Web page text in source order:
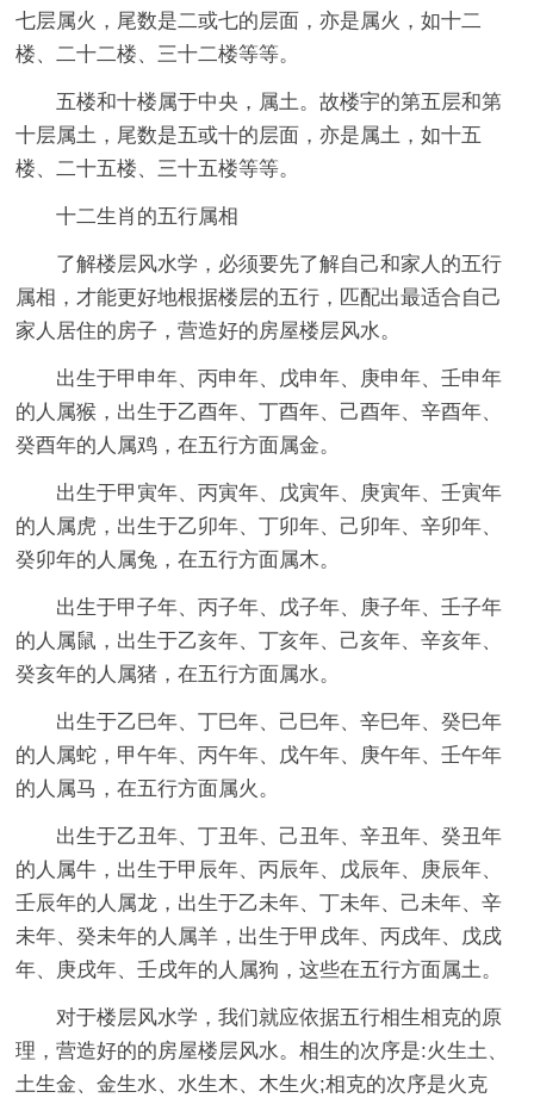
七层属火，尾数是二或七的层面，亦是属火，如十二
楼、二十二楼、三十二楼等等。
五楼和十楼属于中央，属土。故楼宇的第五层和第
十层属土，尾数是五或十的层面，亦是属土，如十五
楼、二十五楼、三十五楼等等。
十二生肖的五行属相
了解楼层风水学，必须要先了解自己和家人的五行
属相，才能更好地根据楼层的五行，匹配出最适合自己
家人居住的房子，营造好的房屋楼层风水。
出生于甲申年、丙申年、戊申年、庚申年、壬申年
的人属猴，出生于乙酉年、丁酉年、己酉年、辛酉年、
癸酉年的人属鸡，在五行方面属金。
出生于甲寅年、丙寅年、戊寅年、庚寅年、壬寅年
的人属虎，出生于乙卯年、丁卯年、己卯年、辛卯年、
癸卯年的人属兔，在五行方面属木。
出生于甲子年、丙子年、戊子年、庚子年、壬子年
的人属鼠，出生于乙亥年、丁亥年、己亥年、辛亥年、
癸亥年的人属猪，在五行方面属水。
出生于乙巳年、丁巳年、己巳年、辛巳年、癸巳年
的人属蛇，甲午年、丙午年、戊午年、庚午年、壬午年
的人属马，在五行方面属火。
出生于乙丑年、丁丑年、己丑年、辛丑年、癸丑年
的人属牛，出生于甲辰年、丙辰年、戊辰年、庚辰年、
壬辰年的人属龙，出生于乙未年、丁未年、己未年、辛
未年、癸未年的人属羊，出生于甲戌年、丙戌年、戊戌
年、庚戌年、壬戌年的人属狗，这些在五行方面属土。
对于楼层风水学，我们就应依据五行相生相克的原
理，营造好的的房屋楼层风水。相生的次序是:火生土、
土生金、金生水、水生木、木生火;相克的次序是火克